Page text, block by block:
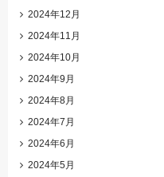
2024年12月
2024年11月
2024年10月
2024年9月
2024年8月
2024年7月
2024年6月
2024年5月